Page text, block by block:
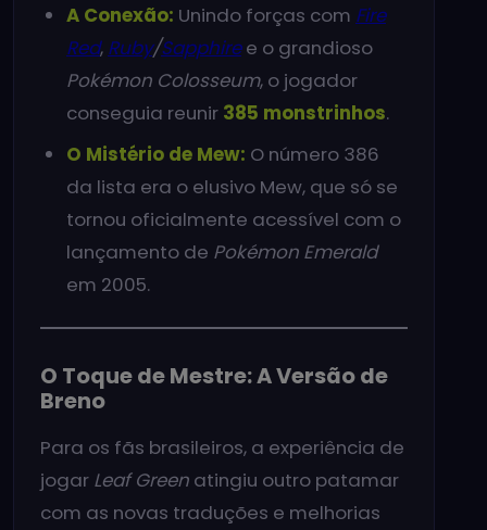
A Conexão: Unindo forças com Fire
Red, Ruby/Sapphiree o grandioso
Pokémon Colosseum, o jogador
conseguia reunir 385 monstrinhos.
O Mistério de Mew: O número 386
da lista era o elusivo Mew, que só se
tornou oficialmente acessível com o
lançamento de Pokémon Emerald
em 2005.
O Toque de Mestre: A Versão de
Breno
Para os fãs brasileiros, a experiência de
jogar Leaf Green atingiu outro patamar
com as novas traduções e melhorias